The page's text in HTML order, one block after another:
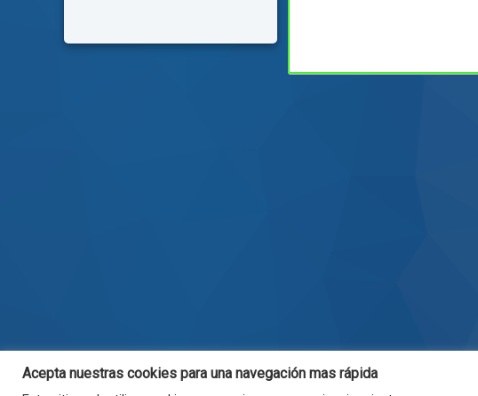
Acepta nuestras cookies para una navegación mas rápida